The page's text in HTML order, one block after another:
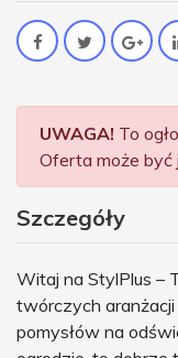
UWAGA! To
Oferta może być
Szczegóły
Witaj na StylPlus –
twórczych
pomysłów na